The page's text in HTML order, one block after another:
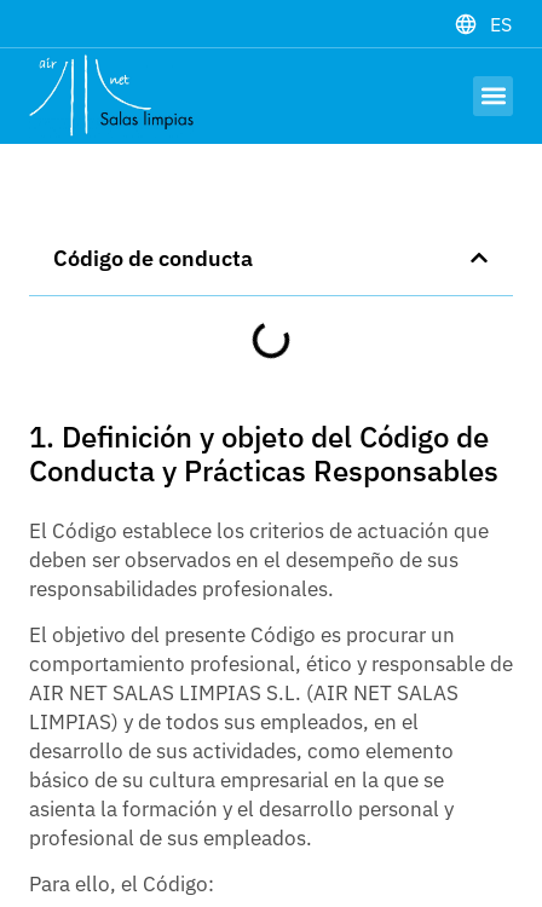
ES
Código de conducta
1. Definición y objeto del Código de
Conducta y Prácticas Responsables
El Código establece los criterios de actuación que
deben ser observados en el desempeño de sus
responsabilidades profesionales.
El objetivo del presente Código es procurar un
comportamiento profesional, ético y responsable de
AIR NET SALAS LIMPIAS S.L. (AIR NET SALAS
LIMPIAS) y de todos sus empleados, en el
desarrollo de sus actividades, como elemento
básico de su cultura empresarial en la que se
asienta la formación y el desarrollo personal y
profesional de sus empleados.
Para ello, el Código: